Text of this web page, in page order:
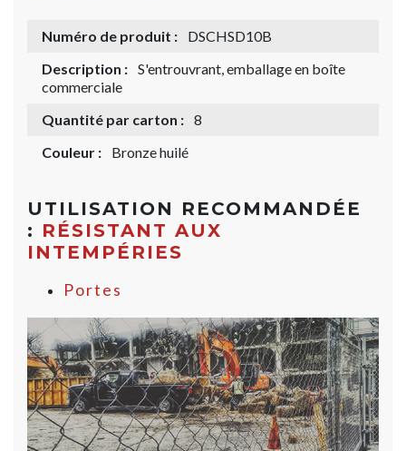
Numéro de produit :
DSCHSD10B
Description : S'entrouvrant, emballage en boîte
commerciale
Quantité par carton : 8
Couleur :
Bronze huilé
UTILISATION RECOMMANDÉE
: RÉSISTANT AUX
INTEMPÉRIES
Portes